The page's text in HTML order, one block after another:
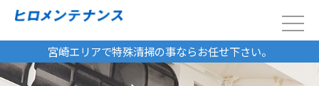
宮崎エリアで特殊清掃の事ならお任せ下さい。